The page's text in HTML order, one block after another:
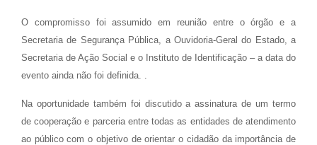
O compromisso foi assumido em reunião entre o órgão e a
Secretaria de Segurança Pública, a Ouvidoria-Geral do Estado, a
Secretaria de Ação Social e o Instituto de Identificação – a data do
evento ainda não foi definida. .
Na oportunidade também foi discutido a assinatura de um termo
de cooperação e parceria entre todas as entidades de atendimento
ao público com o objetivo de orientar o cidadão da importância de